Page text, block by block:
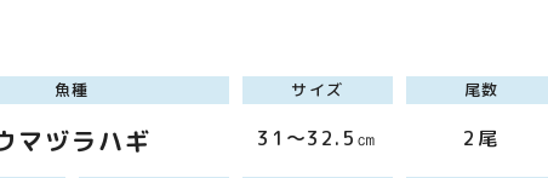
魚種
マヅラハギ
サイズ
31～32.5㎝
尾数
2尾